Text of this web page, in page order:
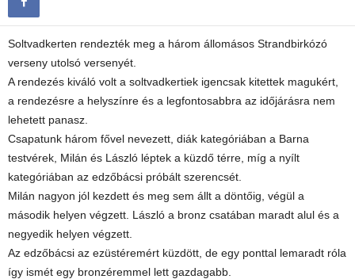
Soltvadkerten rendezték meg a három állomásos Strandbirkózó
verseny utolsó versenyét.
A rendezés kiváló volt a soltvadkertiek igencsak kitettek magukért,
a rendezésre a helyszínre és a legfontosabbra az időjárásra nem
lehetett panasz.
Csapatunk három fővel nevezett, diák kategóriában a Barna
testvérek, Milán és László léptek a küzdő térre, míg a nyílt
kategóriában az edzőbácsi próbált szerencsét.
Milán nagyon jól kezdett és meg sem állt a döntőig, végül a
második helyen végzett. László a bronz csatában maradt alul és a
negyedik helyen végzett.
Az edzőbácsi az ezüstéremért küzdött, de egy ponttal lemaradt róla
így ismét egy bronzéremmel lett gazdagabb.